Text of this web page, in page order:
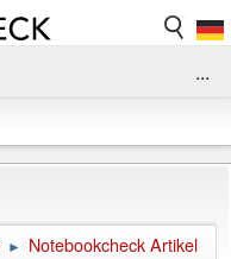
...
► Notebookcheck Artikel